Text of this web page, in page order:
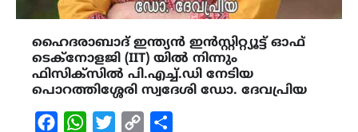
ഹൈദരാബാദ് ഇന്ത്യന്‍ ഇന്‍സ്റ്റിറ്റ്യൂട്ട് ഓഫ്
ടെക്നോളജി (IIT) യില്‍ നിന്നും
ഫിസിക്സില്‍ പി.എച്ച്.ഡി നേടിയ
പൊറത്തിശ്ശേരി സ്വദേശി ഡോ. ദേവപ്രിയ
FacebookWhatsAppTwitterCopy